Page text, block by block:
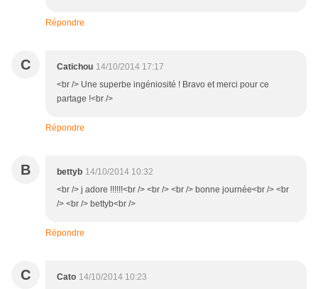
Répondre
C Catichou 14/10/2014 17:17
<br /> Une superbe ingéniosité ! Bravo et merci pour ce
partage !<br />
Répondre
B bettyb 14/10/2014 10:32
<br /> j adore !!!!!!<br /> <br /> <br /> bonne journée<br /> <br
/> <br /> bettyb<br />
Répondre
C Cato 14/10/2014 10:23